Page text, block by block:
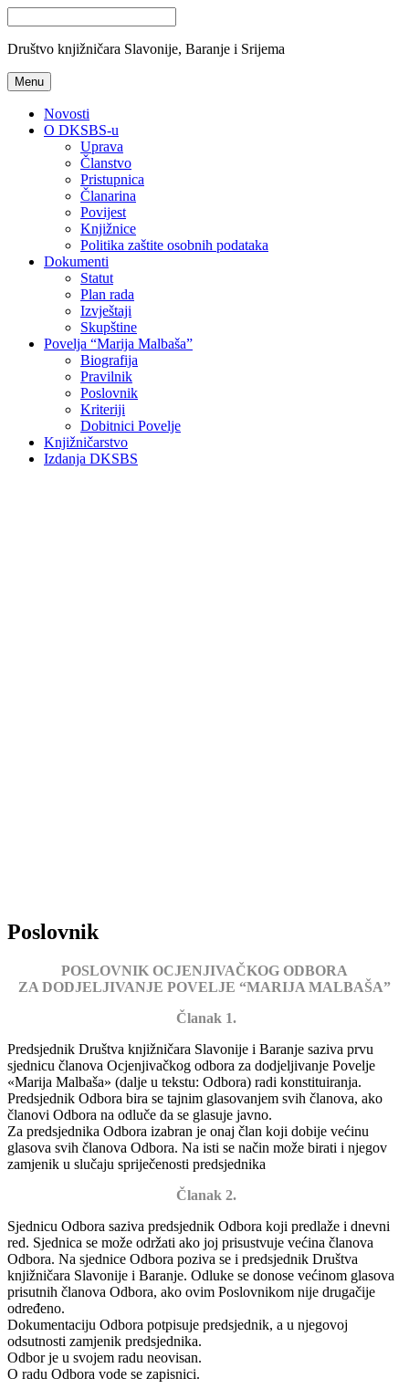
Društvo knjižničara Slavonije, Baranje i Srijema
Menu
Novosti
O DKSBS-u
Uprava
Članstvo
Pristupnica
Članarina
Povijest
Knjižnice
Politika zaštite osobnih podataka
Dokumenti
Statut
Plan rada
Izvještaji
Skupštine
Povelja “Marija Malbaša”
Biografija
Pravilnik
Poslovnik
Kriteriji
Dobitnici Povelje
Knjižničarstvo
Izdanja DKSBS
Poslovnik
POSLOVNIK OCJENJIVAČKOG ODBORA
ZA DODJELJIVANJE POVELJE “MARIJA MALBAŠA”
Članak 1.
Predsjednik Društva knjižničara Slavonije i Baranje saziva prvu
sjednicu članova Ocjenjivačkog odbora za dodjeljivanje Povelje
«Marija Malbaša» (dalje u tekstu: Odbora) radi konstituiranja.
Predsjednik Odbora bira se tajnim glasovanjem svih članova, ako
članovi Odbora na odluče da se glasuje javno.
Za predsjednika Odbora izabran je onaj član koji dobije većinu
glasova svih članova Odbora. Na isti se način može birati i njegov
zamjenik u slučaju spriječenosti predsjednika
Članak 2.
Sjednicu Odbora saziva predsjednik Odbora koji predlaže i dnevni
red. Sjednica se može održati ako joj prisustvuje većina članova
Odbora. Na sjednice Odbora poziva se i predsjednik Društva
knjižničara Slavonije i Baranje. Odluke se donose većinom glasova
prisutnih članova Odbora, ako ovim Poslovnikom nije drugačije
određeno.
Dokumentaciju Odbora potpisuje predsjednik, a u njegovoj
odsutnosti zamjenik predsjednika.
Odbor je u svojem radu neovisan.
O radu Odbora vode se zapisnici.